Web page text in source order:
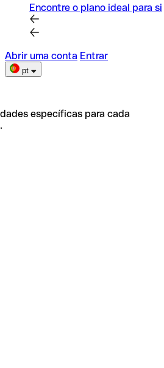
Encontre o plano ideal para si
Abrir uma conta Entrar
pt
específicas para cada